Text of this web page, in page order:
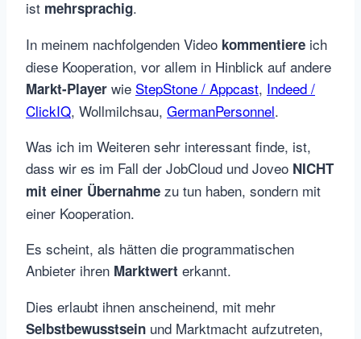
ist mehrsprachig.
In meinem nachfolgenden Video kommentiere ich
diese Kooperation, vor allem in Hinblick auf andere
Markt-Player wie StepStone / Appcast, Indeed /
ClickIQ, Wollmilchsau, GermanPersonnel.
Was ich im Weiteren sehr interessant finde, ist,
dass wir es im Fall der JobCloud und Joveo NICHT
mit einer Übernahme zu tun haben, sondern mit
einer Kooperation.
Es scheint, als hätten die programmatischen
Anbieter ihren Marktwert erkannt.
Dies erlaubt ihnen anscheinend, mit mehr
Selbstbewusstsein und Marktmacht aufzutreten,